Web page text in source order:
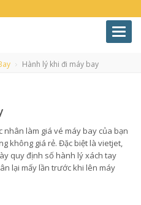
Hành lý khi đi máy bay
nhân làm giá vé máy bay của bạn
không giá rẻ. Đặc biệt là vietjet,
quy định số hành lý xách tay
lại mấy lần trước khi lên máy